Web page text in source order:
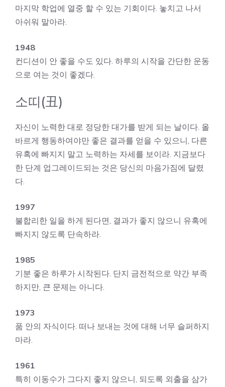
마지막 학업에 열중 할 수 있는 기회이다. 놓치고 나서
아쉬워 말아라.
1948
컨디션이 안 좋을 수도 있다. 하루의 시작을 간단한 운동
으로 여는 것이 좋겠다.
소띠(丑)
자신이 노력한 대로 정당한 대가를 받게 되는 날이다. 올
바르게 행동하여야만 좋은 결과를 얻을 수 있으니, 다른
유혹에 빠지지 말고 노력하는 자세를 보이라. 지금보다
한 단계 업그레이드되는 것은 당신의 마음가짐에 달렸
다.
1997
불합리한 일을 하게 된다면, 결과가 좋지 않으니 유혹에
빠지지 않도록 단속하라.
1985
기분 좋은 하루가 시작된다. 단지 금전적으로 약간 부족
하지만, 큰 문제는 아니다.
1973
품 안의 자식이다. 떠나 보내는 것에 대해 너무 슬퍼하지
마라.
1961
특히 이동수가 그다지 좋지 않으니, 되도록 외출을 삼가